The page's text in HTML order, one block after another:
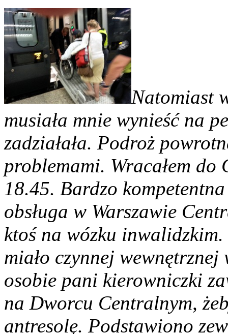
Natomiast
musiała mnie wynieść na
zadziałała. Podroż
problemami. Wracałem
18.45. Bardzo
obsługa w Warszawie
ktoś na wózku
miało czynnej
osobie pani kierowniczki
na Dworcu Centralnym,
antresolę. Podstawiono